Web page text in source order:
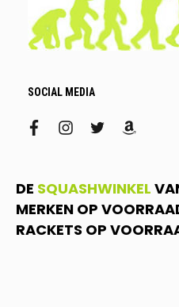
SOCIAL MEDIA
facebookinstagram
twitteramazon
DE SQUASHWINKEL
MERKEN OP
RACKETS OP